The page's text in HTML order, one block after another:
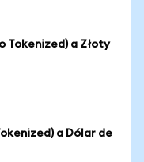
Tokenized) a Złoty
a Dólar de